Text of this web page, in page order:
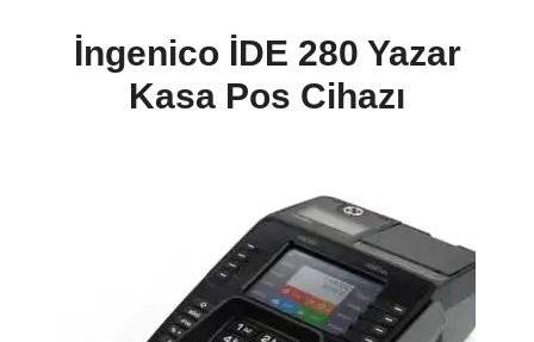
İngenico İDE 280 Yazar
Kasa Pos Cihazı